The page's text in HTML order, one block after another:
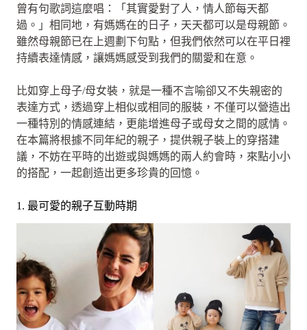
曾有句歌詞這麼唱：「其實愛對了人，情人節每天都
過。」相同地，有媽媽在的日子，天天都可以是母親節。
雖然母親節已在上週劃下句點，但我們依然可以在平日裡
持續表達情感，讓媽媽感受到我們的關愛和在意。
比如穿上母子/母女裝，就是一種不言喻卻又不失親密的
表達方式，透過穿上相似或相同的服裝，不僅可以營造出
一種特別的情感連結，更能增進母子或母女之間的感情。
在本篇將根據不同年紀的親子，提供親子裝上的穿搭建
議，不妨在平時的出遊或與媽媽的兩人約會時，來點小小
的搭配，一起創造出更多珍貴的回憶。
1. 最可愛的親子互動時期